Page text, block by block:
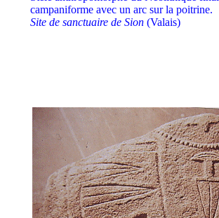
campaniforme avec un arc sur la poitrine.
Site de sanctuaire de Sion (Valais)